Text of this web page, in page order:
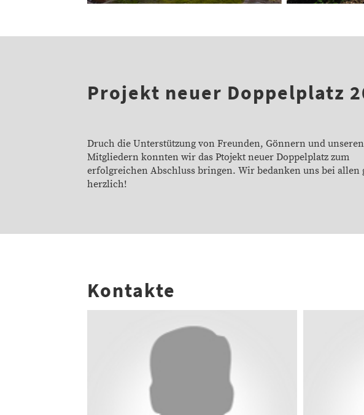
Projekt neuer Doppelplatz
Druch die Unterstützung von Freunden, Gönnern und unseren
Mitgliedern konnten wir das Ptojekt neuer Doppelplatz zum
erfolgreichen Abschluss bringen. Wir bedanken uns bei allen
herzlich!
Kontakte